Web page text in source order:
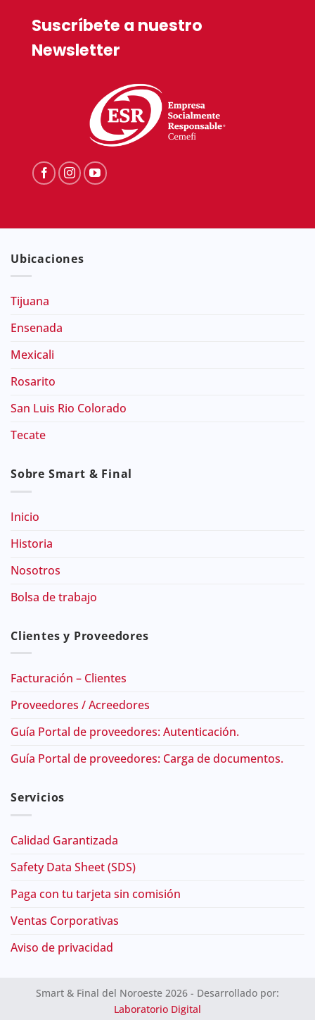
Suscríbete a nuestro
Newsletter
Ubicaciones
Tijuana
Ensenada
Mexicali
Rosarito
San Luis Rio Colorado
Tecate
Sobre Smart & Final
Inicio
Historia
Nosotros
Bolsa de trabajo
Clientes y Proveedores
Facturación – Clientes
Proveedores / Acreedores
Guía Portal de proveedores: Autenticación.
Guía Portal de proveedores: Carga de documentos.
Servicios
Calidad Garantizada
Safety Data Sheet (SDS)
Paga con tu tarjeta sin comisión
Ventas Corporativas
Aviso de privacidad
Smart & Final del Noroeste 2026 - Desarrollado por:
Laboratorio Digital